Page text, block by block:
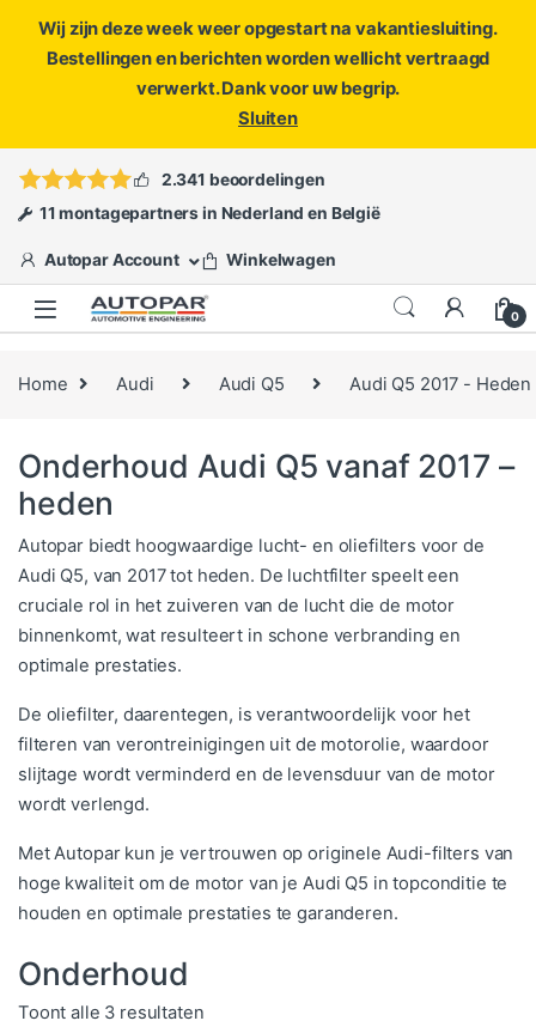
Wij zijn deze week weer opgestart na vakantiesluiting.
Bestellingen en berichten worden wellicht vertraagd
verwerkt. Dank voor uw begrip.
Sluiten
ofopen een ticket
2.341 beoordelingen
11 montagepartners in Nederland en België
Autopar Account Winkelwagen
0
Home Audi Audi Q5 Audi Q5 2017 - Heden
Onderhoud Audi Q5 vanaf 2017 –
heden
Autopar biedt hoogwaardige lucht- en oliefilters voor de
Audi Q5, van 2017 tot heden. De luchtfilter speelt een
cruciale rol in het zuiveren van de lucht die de motor
binnenkomt, wat resulteert in schone verbranding en
optimale prestaties.
De oliefilter, daarentegen, is verantwoordelijk voor het
filteren van verontreinigingen uit de motorolie, waardoor
slijtage wordt verminderd en de levensduur van de motor
wordt verlengd.
Met Autopar kun je vertrouwen op originele Audi-filters van
hoge kwaliteit om de motor van je Audi Q5 in topconditie te
houden en optimale prestaties te garanderen.
Onderhoud
Toont alle 3 resultatenGesorteerd op populariteit